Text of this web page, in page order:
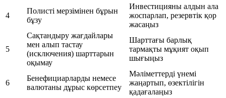
4
Полисті мерзімінен бұрын
бұзу
Инвестицияны алдын ала
жоспарлап, резервтік қор
жасаңыз
5
Сақтандыру жағдайлары
мен алып тастау
(исключения) шарттарын
оқымау
Шарттағы барлық
тармақты мұқият оқып
шығыңыз
6
Бенефициарларды немесе
валютаны дұрыс көрсетпеу
Мәліметтерді үнемі
жаңартып, өзектілігін
қадағалаңыз